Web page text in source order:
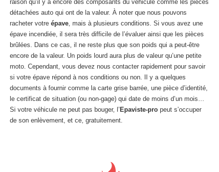
raison qu’il y a encore des composants du véhicule comme les pièces
détachées auto qui ont de la valeur. À noter que nous pouvons
racheter votre épave, mais à plusieurs conditions. Si vous avez une
épave incendiée, il sera très difficile de l’évaluer ainsi que les pièces
brûlées. Dans ce cas, il ne reste plus que son poids qui a peut-être
encore de la valeur. Un poids lourd aura plus de valeur qu’une petite
moto. Cependant, vous devez nous contacter rapidement pour savoir
si votre épave répond à nos conditions ou non. Il y a quelques
documents à fournir comme la carte grise barrée, une pièce d’identité,
le certificat de situation (ou non-gage) qui date de moins d’un mois…
Si votre véhicule ne peut pas bouger, l’ Epaviste-pro peut s’occuper
de son enlèvement, et ce, gratuitement.